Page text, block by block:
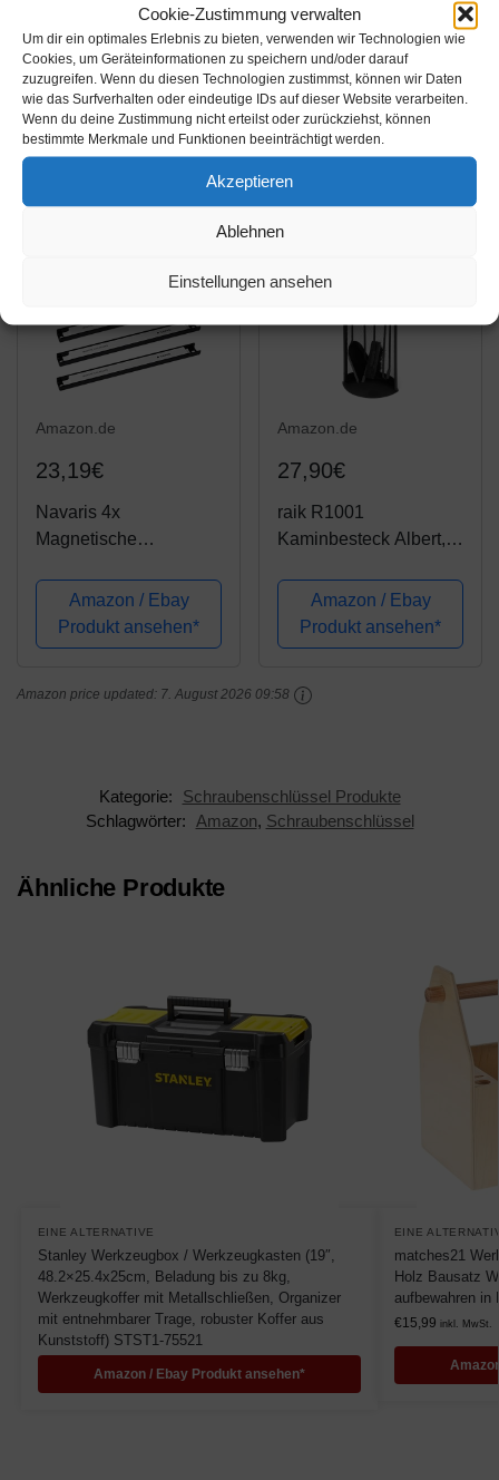
Cookie-Zustimmung verwalten
Um dir ein optimales Erlebnis zu bieten, verwenden wir Technologien wie
Cookies, um Geräteinformationen zu speichern und/oder darauf
zuzugreifen. Wenn du diesen Technologien zustimmst, können wir Daten
wie das Surfverhalten oder eindeutige IDs auf dieser Website verarbeiten.
Wenn du deine Zustimmung nicht erteilst oder zurückziehst, können
bestimmte Merkmale und Funktionen beeinträchtigt werden.
Akzeptieren
Ablehnen
Einstellungen ansehen
Wrenchware Set –
Schraubenschlüssel
set – Schlüsselsatz
Steckschlüssel Nr 10 -
Campinggeschirr -
Amazon / Ebay
Produkt ansehen*
KS Tools 11100 Set 3-
TLG Besteck
Amazon / Ebay
Produkt ansehen*
Amazon.de
23,19€
Navaris 4x
Magnetische
- ca. 30 cm lang mit
Montage-Material -
Wand Magnetleiste Set
Werkzeug Halterung
Amazon / Ebay
Produkt ansehen*
Amazon.de
27,90€
raik R1001
Kaminbesteck Albert,
Edelstahlgriffe, 66 cm
Amazon / Ebay
Produkt ansehen*
Amazon price updated: 7. August 2026 09:58
Kategorie:
Schraubenschlüssel Produkte
Schlagwörter:
Amazon, Schraubenschlüssel
Ähnliche Produkte
EINE ALTERNATIVE
Stanley Werkzeugbox / Werkzeugkasten (19″,
48.2×25.4x25cm, Beladung bis zu 8kg,
Werkzeugkoffer mit Metallschließen, Organizer
mit entnehmbarer Trage, robuster Koffer aus
Kunststoff) STST1-75521
Amazon / Ebay Produkt ansehen*
EINE
matches21
Holz Bausatz
aufbewahren in
€15,99 inkl. MwSt.